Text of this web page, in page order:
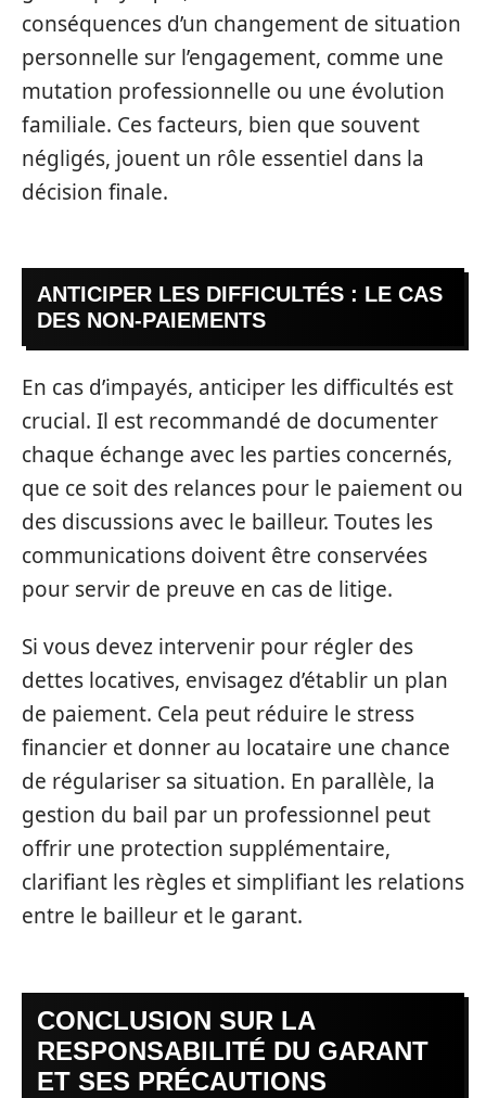
conséquences d’un changement de situation
personnelle sur l’engagement, comme une
mutation professionnelle ou une évolution
familiale. Ces facteurs, bien que souvent
négligés, jouent un rôle essentiel dans la
décision finale.
ANTICIPER LES DIFFICULTÉS : LE CAS
DES NON-PAIEMENTS
En cas d’impayés, anticiper les difficultés est
crucial. Il est recommandé de documenter
chaque échange avec les parties concernés,
que ce soit des relances pour le paiement ou
des discussions avec le bailleur. Toutes les
communications doivent être conservées
pour servir de preuve en cas de litige.
Si vous devez intervenir pour régler des
dettes locatives, envisagez d’établir un plan
de paiement. Cela peut réduire le stress
financier et donner au locataire une chance
de régulariser sa situation. En parallèle, la
gestion du bail par un professionnel peut
offrir une protection supplémentaire,
clarifiant les règles et simplifiant les relations
entre le bailleur et le garant.
CONCLUSION SUR LA
RESPONSABILITÉ DU GARANT
ET SES PRÉCAUTIONS